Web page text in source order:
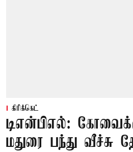
கிரிக்கெட்
டிஎன்பிஎல்:
மதுரை பந்து வீச்சு